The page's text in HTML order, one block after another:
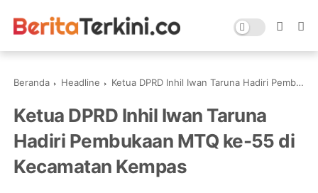
Beranda Headline Ketua DPRD Inhil Iwan Taruna Hadiri Pembukaan MTQ ke-55 di Kecamatan Kempas
Ketua DPRD Inhil Iwan Taruna
Hadiri Pembukaan MTQ ke-55 di
Kecamatan Kempas